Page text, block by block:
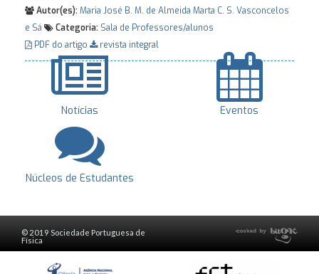
Autor(es):Maria José B. M. de Almeida Marta C. S. Vasconcelos
e Sá
Categoria: Sala de Professores/alunos
PDF do artigo
revista integral
Notícias Eventos
Núcleos de Estudantes
© 2019 Sociedade Portuguesa de
Física